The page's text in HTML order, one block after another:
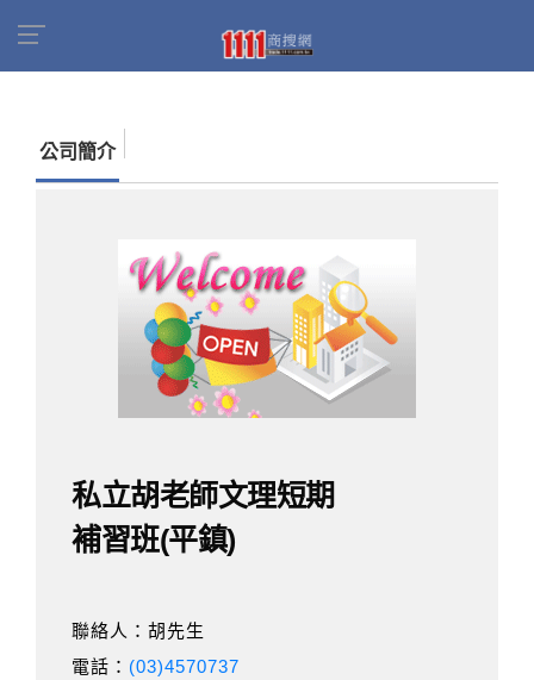
習班(平鎮)
公司簡介
私立胡老師文理短期
補習班(平鎮)
聯絡人：胡先生
電話： (03)4570737